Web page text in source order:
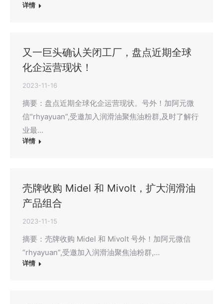
详情
又一巨头确认关闭工厂，盘点近期全球
化企运营现状！
2023-11-16
摘要：盘点近期全球化企运营现状。号外！加阿元微
信“rhyayuan”,受邀加入润滑油聚焦油粉群,及时了解行
业最…
详情
壳牌收购 Midel 和 Mivolt，扩大润滑油
产品组合
2023-11-15
摘要：壳牌收购 Midel 和 Mivolt 号外！加阿元微信
“rhyayuan”,受邀加入润滑油聚焦油粉群,…
详情